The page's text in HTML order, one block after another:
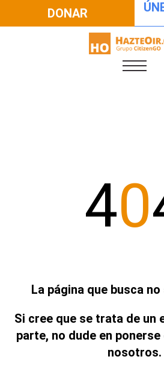
DONAR
40
La página que busca
Si cree que se trata de un
parte, no dude en ponerse
nosotros.